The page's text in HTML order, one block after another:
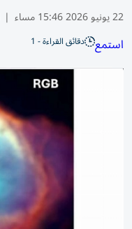
22 يونيو 2026 15:46 مساء |
استمع دقائق القراءة - 1